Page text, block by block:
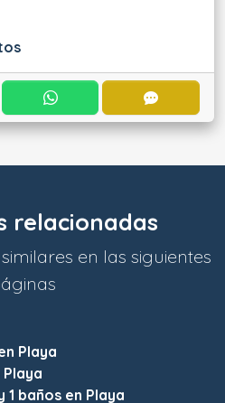
CONTACTAR POR
relacionadas
en las siguientes
Playa
Playa
1 baños en Playa